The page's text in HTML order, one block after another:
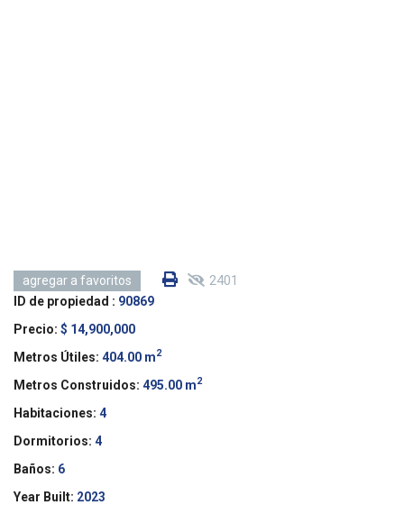
agregar a favoritos 2401
ID de propiedad : 90869
Precio: $ 14,900,000
Metros Útiles: 404.00 m2
Metros Construidos: 495.00 m2
Habitaciones: 4
Dormitorios: 4
Baños: 6
Year Built: 2023